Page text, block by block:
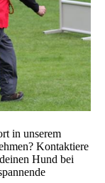
in unserem
Kontaktiere
Hund bei